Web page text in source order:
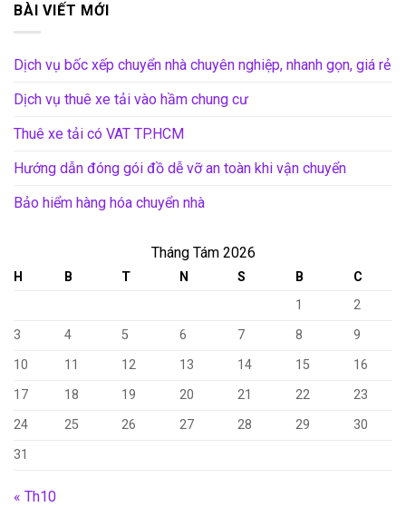
BÀI VIẾT MỚI
Dịch vụ bốc xếp chuyển nhà chuyên nghiệp, nhanh gọn, giá rẻ
Dịch vụ thuê xe tải vào hầm chung cư
Thuê xe tải có VAT TP.HCM
Hướng dẫn đóng gói đồ dễ vỡ an toàn khi vận chuyển
Bảo hiểm hàng hóa chuyển nhà
Tháng Tám 2026
H B T N S B
C
1
2
3
4 5 6 7 8
9
10
11 12 13 14 15
16
17
18 19 20 21 22
23
24
25 26 27 28 29
30
31
« Th10